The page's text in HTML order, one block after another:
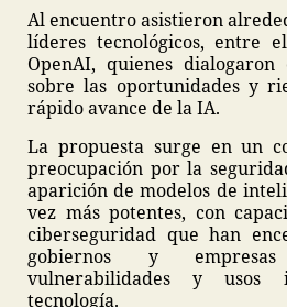
Al encuentro asistieron
líderes tecnológicos, entre
OpenAI, quienes
sobre las oportunidades y
rápido avance de la IA.
La propuesta surge en un
preocupación por la
aparición de modelos de
vez más potentes, con
ciberseguridad que han
gobiernos y
vulnerabilidades y usos
tecnología.